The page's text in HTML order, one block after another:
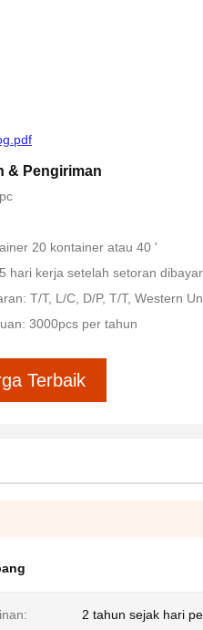
& Pengiriman
20 kontainer atau 40 '
hari kerja setelah setoran dibayar
T/T, L/C, D/P, T/T, Western
3000pcs per tahun
Terbaik
2 tahun sejak hari